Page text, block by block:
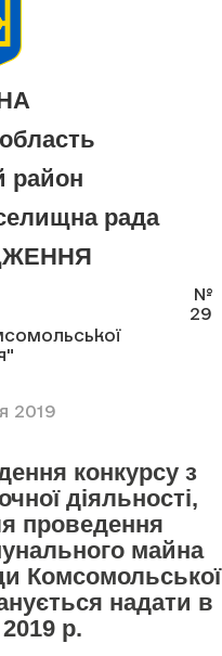
район
рада
№
29
2019
конкурсу з
діяльності,
проведення
майна
Комсомольської
надати в
р.